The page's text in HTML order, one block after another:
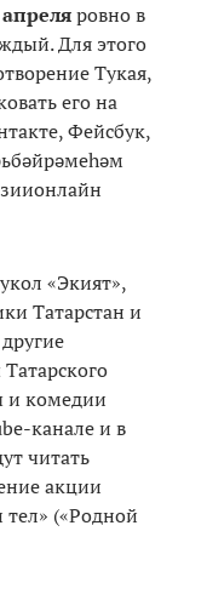
ровно в
Для этого
Тукая,
его на
Фейсбук,
«Экият»,
Татарстан и
и комедии
канале и в
читать
акции
(«Родной